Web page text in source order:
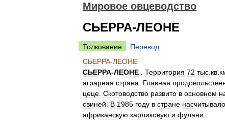
Мировое овцеводство
СЬЕРРА-ЛЕОНЕ
Толкование
Перевод
СЬЕРРА-ЛЕОНЕ
СЬЕРРА-ЛЕОНЕ Территория 72 тыс кв
аграрная страна Главная
цеце Скотоводство развито в основном
свиней
В 1985 году в стране
африканскую карликовую и фулани